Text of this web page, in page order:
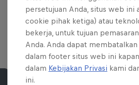
persetujuan Anda, situs web ini
cookie pihak ketiga) atau
bekerja, untuk tujuan
Anda. Anda dapat
dalam footer situs web ini
dalam Kebijakan Privasi kami
ini.